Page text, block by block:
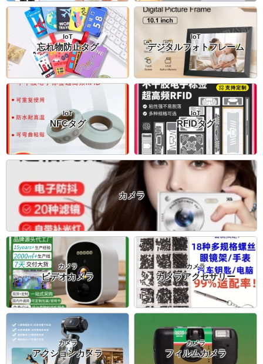
IoT
忘れ物防止タグ
IoT
デジタルフォトフレーム
IoT
NFCタグ
IoT
RFIDタグ
カメラ
カメラ
ビデオカメラ
カメラ
カメラアクセサリー
カメラ
アクションカメラ
カメラ
フィルムカメラ